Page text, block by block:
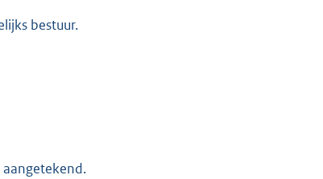
bestuur.